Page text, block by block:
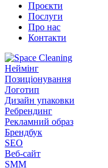
Проєкти
Послуги
Про нас
Контакти
Неймінг
Позиціонування
Логотип
Дизайн упаковки
Ребрендинг
Рекламний образ
Брендбук
SEO
Веб-сайт
SMM